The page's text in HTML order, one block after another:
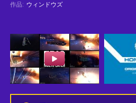
作品: ウィンドウズ